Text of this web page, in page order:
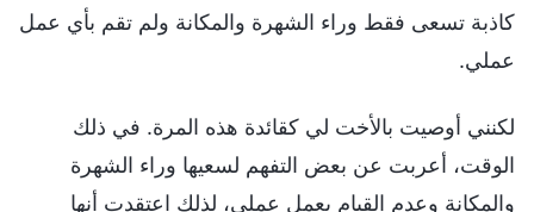
كاذبة تسعى فقط وراء الشهرة والمكانة ولم تقم بأي عمل
عملي.
لكنني أوصيت بالأخت لي كقائدة هذه المرة. في ذلك
الوقت، أعربت عن بعض التفهم لسعيها وراء الشهرة
والمكانة وعدم القيام بعمل عملي، لذلك اعتقدت أنها